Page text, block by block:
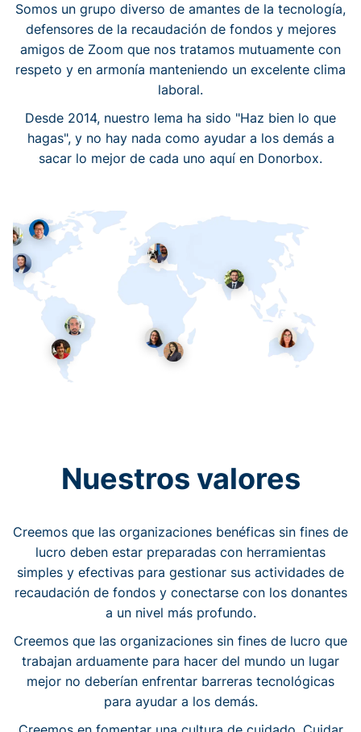
Somos un grupo diverso de amantes de la tecnología,
defensores de la recaudación de fondos y mejores
amigos de Zoom que nos tratamos mutuamente con
respeto y en armonía manteniendo un excelente clima
laboral.
Desde 2014, nuestro lema ha sido "Haz bien lo que
hagas", y no hay nada como ayudar a los demás a
sacar lo mejor de cada uno aquí en Donorbox.
Nuestros valores
Creemos que las organizaciones benéficas sin fines de
lucro deben estar preparadas con herramientas
simples y efectivas para gestionar sus actividades de
recaudación de fondos y conectarse con los donantes
a un nivel más profundo.
Creemos que las organizaciones sin fines de lucro que
trabajan arduamente para hacer del mundo un lugar
mejor no deberían enfrentar barreras tecnológicas
para ayudar a los demás.